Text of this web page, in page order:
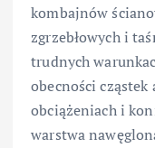
kombajnów
zgrzebłowych i
trudnych
obecności
obciążeniach i
warstwa